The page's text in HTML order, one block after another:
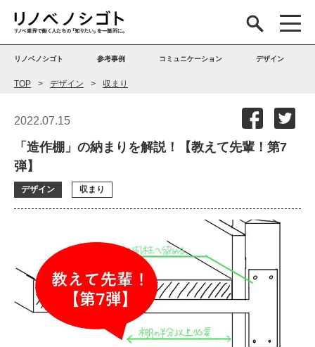
リノベノシゴト 参考事例 コミュニケーション デザイン
TOP デザイン 収まり
2022.07.15
「造作棚」の納まりを解説！【教えて先輩！第7
弾】
デザイン 収まり